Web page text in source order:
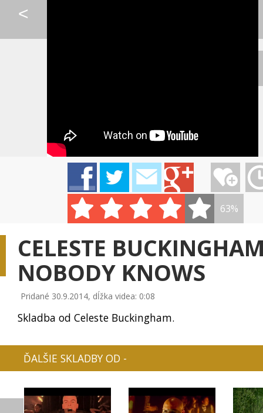
IMT SMILE - NEDÁ SA...
LINDSEY STIRLING - ... LINDSEY STIRLING - ... LINDSAY
<
63%
CELESTE
NOBODY KNOWS
Pridané 30.9.2014, dĺžka videa: 0:08
Skladba od Celeste Buckingham.
ĎALŠIE SKLADBY OD -